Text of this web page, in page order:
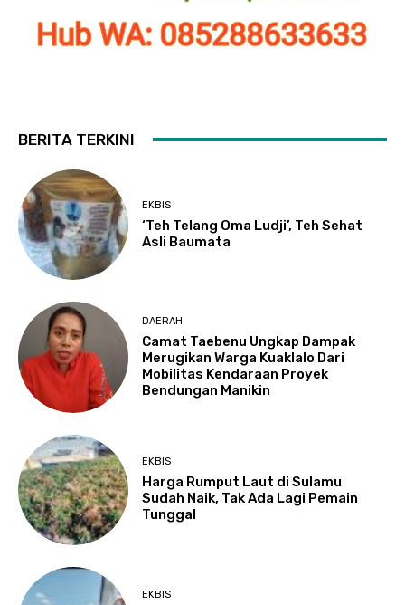
BERITA TERKINI
EKBIS
‘Teh Telang Oma Ludji’, Teh Sehat
Asli Baumata
DAERAH
Camat Taebenu Ungkap Dampak
Merugikan Warga Kuaklalo Dari
Mobilitas Kendaraan Proyek
Bendungan Manikin
EKBIS
Harga Rumput Laut di Sulamu
Sudah Naik, Tak Ada Lagi Pemain
Tunggal
EKBIS